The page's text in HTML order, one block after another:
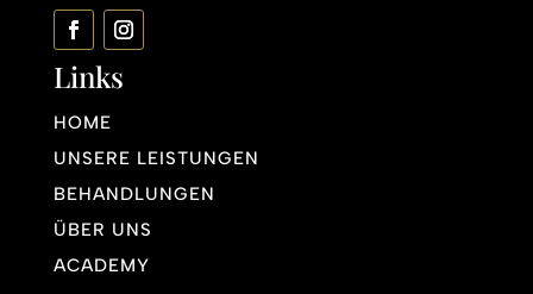
Links
HOME
UNSERE LEISTUNGEN
BEHANDLUNGEN
ÜBER UNS
ACADEMY